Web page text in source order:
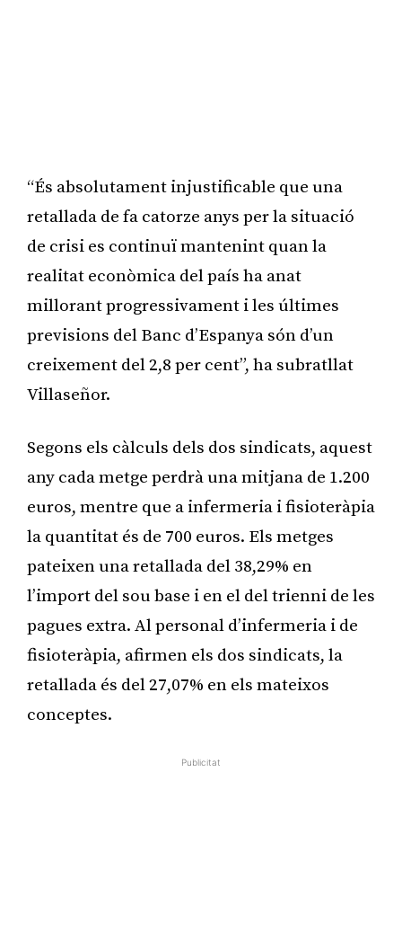
“És absolutament injustificable que una
retallada de fa catorze anys per la situació
de crisi es continuï mantenint quan la
realitat econòmica del país ha anat
millorant progressivament i les últimes
previsions del Banc d’Espanya són d’un
creixement del 2,8 per cent”, ha subratllat
Villaseñor.
Segons els càlculs dels dos sindicats, aquest
any cada metge perdrà una mitjana de 1.200
euros, mentre que a infermeria i fisioteràpia
la quantitat és de 700 euros. Els metges
pateixen una retallada del 38,29% en
l’import del sou base i en el del trienni de les
pagues extra. Al personal d’infermeria i de
fisioteràpia, afirmen els dos sindicats, la
retallada és del 27,07% en els mateixos
conceptes.
Publicitat